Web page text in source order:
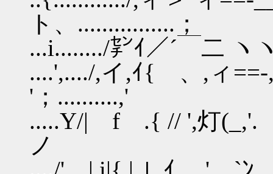
ト、................；
...i......../㌢ｲ／´￣二
....',..../,イ,ｲ{ 、,ィ
'；..........,'
.....Y/| f .{ // ',灯
ノ